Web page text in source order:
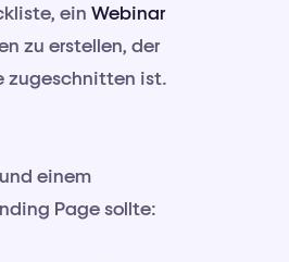
ein Webinar
zu erstellen, der
zugeschnitten ist.
einem
Page sollte: